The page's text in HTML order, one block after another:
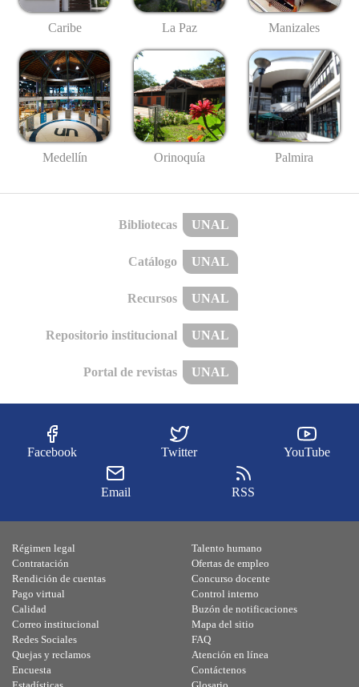
Caribe La Paz Manizales
Medellín Orinoquía Palmira
Bibliotecas UNAL
Catálogo UNAL
Recursos UNAL
Repositorio institucional UNAL
Portal de revistas UNAL
Facebook Twitter YouTube
Email RSS
Régimen legal
Contratación
Rendición de cuentas
Pago virtual
Calidad
Talento humano
Ofertas de empleo
Concurso docente
Control interno
Buzón de notificaciones
Correo institucional
Redes Sociales
Quejas y reclamos
Encuesta
Mapa del sitio
FAQ
Atención en línea
Contáctenos